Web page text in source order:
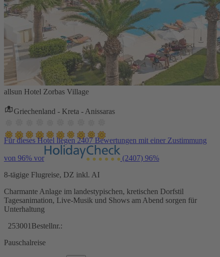
allsun Hotel Zorbas Village
Griechenland - Kreta - Anissaras
Für dieses Hotel liegen 2407 Bewertungen mit einer Zustimmung
von 96% vor (2407) 96%
8-tägige Flugreise, DZ inkl. AI
Charmante Anlage im landestypischen, kretischen Dorfstil
Tagesanimation, Live-Musik und Shows am Abend sorgen für
Unterhaltung
253001 Bestellnr.:
Pauschalreise